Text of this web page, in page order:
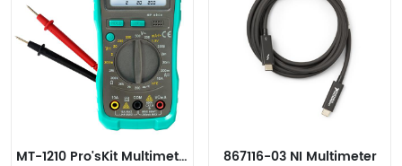
MT-1210 Pro'sKit Multimeter 867116-03 NI Multimeter